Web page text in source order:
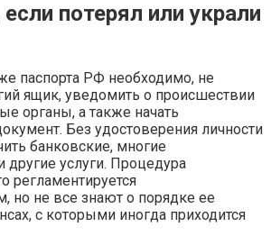
потерял или украли
паспорта РФ необходимо, не
ящик, уведомить о происшествии
органы, а также начать
Без удостоверения личности
банковские, многие
другие услуги. Процедура
регламентируется
но не все знают о порядке ее
с которыми иногда приходится